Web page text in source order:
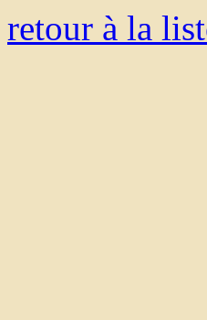
retour à la